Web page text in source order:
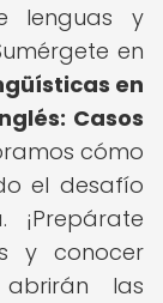
lenguas y
en
en
Casos
cómo
el desafío
¡Prepárate
y conocer
las